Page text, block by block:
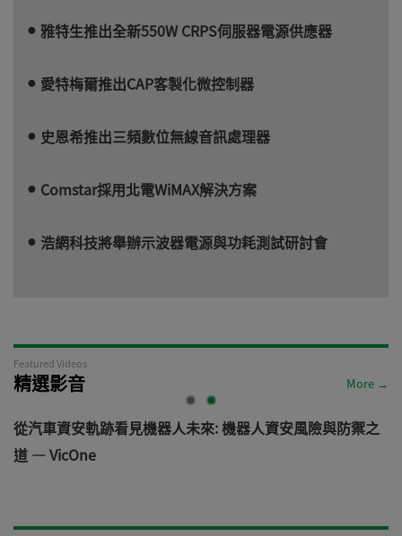
雅特生推出全新550W CRPS伺服器電源供應器
愛特梅爾推出CAP客製化微控制器
史恩希推出三頻數位無線音訊處理器
Comstar採用北電WiMAX解決方案
浩網科技將舉辦示波器電源與功耗測試研討會
Featured Videos
精選影音 More →
從汽車資安軌跡看見機器人未來: 機器人資安風險與防禦之
道 — VicOne